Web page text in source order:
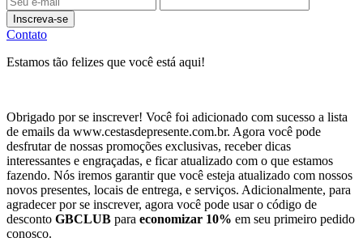
Inscreva-se
Contato
Estamos tão felizes que você está aqui!
Obrigado por se inscrever! Você foi adicionado com sucesso a lista
de emails da www.cestasdepresente.com.br. Agora você pode
desfrutar de nossas promoções exclusivas, receber dicas
interessantes e engraçadas, e ficar atualizado com o que estamos
fazendo. Nós iremos garantir que você esteja atualizado com nossos
novos presentes, locais de entrega, e serviços. Adicionalmente, para
agradecer por se inscrever, agora você pode usar o código de
desconto GBCLUB para economizar 10% em seu primeiro pedido
conosco.